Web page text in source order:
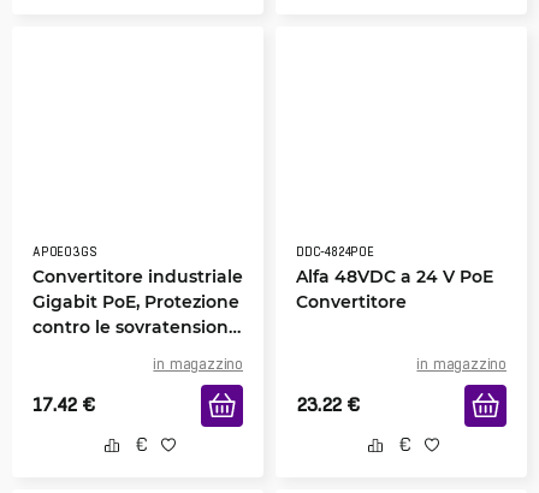
APOE03GS
Convertitore industriale
Gigabit PoE, Protezione
contro le sovratensioni,
in magazzino
17.42 €
DDC-4824POE
Alfa 48VDC a 24 V PoE
Convertitore
in magazzino
23.22 €